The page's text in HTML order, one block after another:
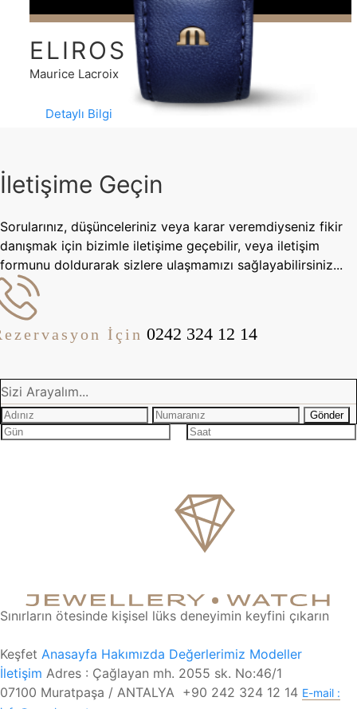
ELIROS
Maurice Lacroix
Detaylı Bilgi
İletişime Geçin
Sorularınız, düşünceleriniz veya karar veremdiyseniz fikir
danışmak için bizimle iletişime geçebilir, veya iletişim
formunu doldurarak sizlere ulaşmamızı sağlayabilirsiniz...
İçin 0242 324 12 14
Sizi Arayalım...
Sınırların ötesinde kişisel lüks deneyimin keyfini çıkarın
Keşfet Anasayfa Hakımızda Değerlerimiz Modeller
İletişim Adres : Çağlayan mh. 2055 sk. No:46/1
07100 Muratpaşa / ANTALYA +90 242 324 12 14 E-mail :